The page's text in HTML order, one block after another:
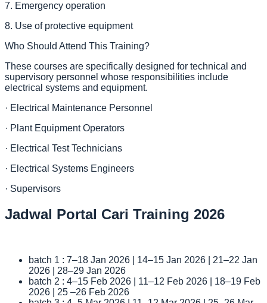
7. Emergency operation
8. Use of protective equipment
Who Should Attend This Training?
These courses are specifically designed for technical and
supervisory personnel whose responsibilities include
electrical systems and equipment.
· Electrical Maintenance Personnel
· Plant Equipment Operators
· Electrical Test Technicians
· Electrical Systems Engineers
· Supervisors
Jadwal Portal Cari Training 2026
batch 1 : 7–18 Jan 2026 | 14–15 Jan 2026 | 21–22 Jan
2026 | 28–29 Jan 2026
batch 2 : 4–15 Feb 2026 | 11–12 Feb 2026 | 18–19 Feb
2026 | 25 –26 Feb 2026